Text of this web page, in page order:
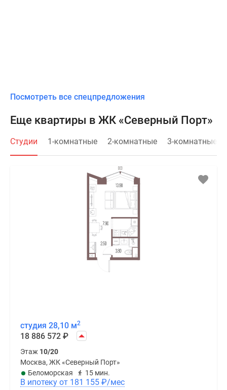
Посмотреть все спецпредложения
Еще квартиры в ЖК «Северный Порт»
Студии 1-комнатные 2-комнатные 3-комнатные
студия 28,10 м2
18 886 572 ₽
Этаж 10/20
Москва, ЖК «Северный Порт»
Беломорская
15 мин.
В ипотеку от 181 155 ₽/мес